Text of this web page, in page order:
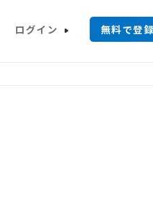
ログイン 無料で登録